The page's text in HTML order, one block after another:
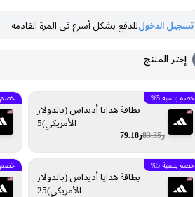
تسجيل الدخولللدفع بشكل أسرع في المرة القادمة
إختر المنتج
بطاقة هدايا أديداس (بالدولار
الأمريكي)5
ر83.35 ر79.18
خصم بنسبة 5% خصم
بطاقة هدايا أديداس (بالدولار
الأمريكي)25
خصم بنسبة 5% خصم